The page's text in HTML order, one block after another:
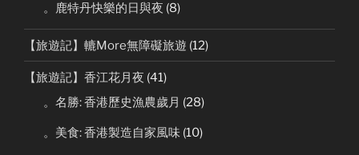
。鹿特丹快樂的日與夜 (8)
【旅遊記】轆More無障礙旅遊 (12)
【旅遊記】香江花月夜 (41)
。名勝: 香港歷史漁農歲月 (28)
。美食: 香港製造自家風味 (10)